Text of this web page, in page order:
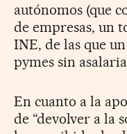
autónomos (que
de empresas, un
INE, de las que
pymes sin
En cuanto a la
de “devolver a la